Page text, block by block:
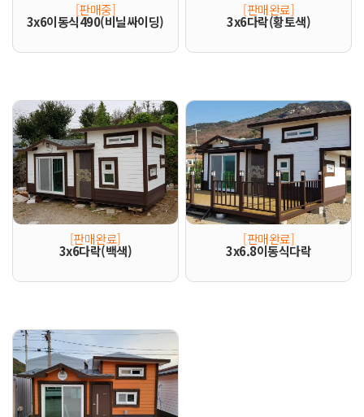
[판매중]
3x6이동식490(비닐싸이딩)
[판매완료]
3x6다락(황토색)
[판매완료]
3x6다락(백색)
[판매완료]
3x6.8이동식다락